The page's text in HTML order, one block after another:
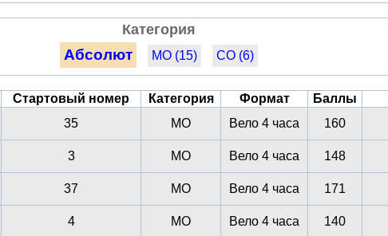
Категория
Абсолют МО (15) СО (6)
Стартовый номер Категория Формат Баллы
35 МО Вело 4 часа 160
3 МО Вело 4 часа 148
37 МО Вело 4 часа 171
4 МО Вело 4 часа 140